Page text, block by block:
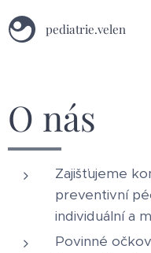
pediatrie.velen
O nás
Zajišťujeme
preventivní
individuální a
Povinné